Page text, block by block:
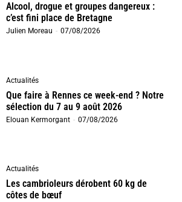
Alcool, drogue et groupes dangereux :
c’est fini place de Bretagne
Julien Moreau - 07/08/2026
Actualités
Que faire à Rennes ce week-end ? Notre
sélection du 7 au 9 août 2026
Elouan Kermorgant - 07/08/2026
Actualités
Les cambrioleurs dérobent 60 kg de
côtes de bœuf